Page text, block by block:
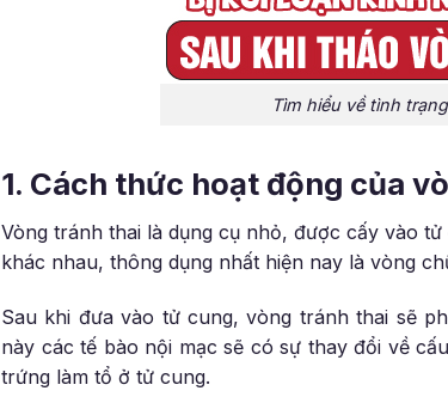
Tìm hiểu về tình
1. Cách thức hoạt động của
Vòng tránh thai là dụng cụ nhỏ, được cấy vào
khác nhau, thông dụng nhất hiện nay là vòng
Sau khi đưa vào tử cung, vòng tránh thai sẽ
này các tế bào nội mạc sẽ có sự thay đổi về
trứng làm tổ ở tử cung.